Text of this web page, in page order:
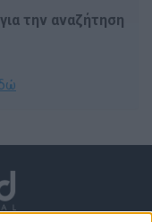
την αναζήτηση